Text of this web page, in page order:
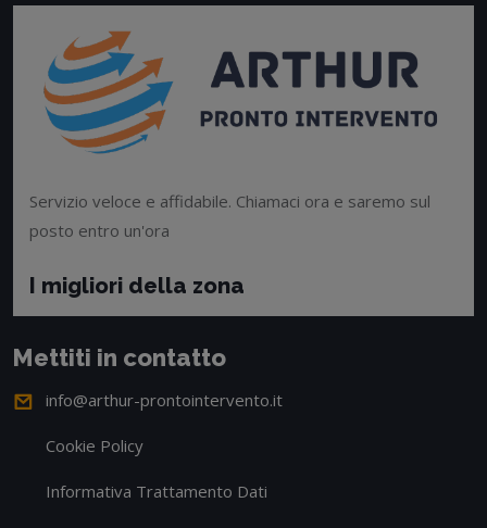
Servizio veloce e affidabile. Chiamaci ora e saremo sul
posto entro un'ora
I migliori della zona
Mettiti in contatto
info@arthur-prontointervento.it
Cookie Policy
Informativa Trattamento Dati